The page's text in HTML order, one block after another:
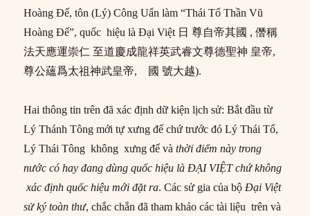
Hoàng Đế, tôn (Lý) Công Uẩn làm “Thái Tổ Thần Vũ
Hoàng Đế”, quốc hiệu là Đại Việt 日 尊自帝其國 , 僭稱
法天應運崇仁 至道慶成龍祥英武睿文尊德聖神 皇帝,
尊公蘊爲太祖神武皇帝, 國 號大越).
Hai thông tin trên đã xác định dữ kiện lịch sử: Bắt đầu từ
Lý Thánh Tông mới tự xưng đế chứ trước đó Lý Thái Tổ,
Lý Thái Tông không xưng đế vàthời điểm này trong
nước có hay đang dùng quốc hiệu là ĐẠI VIỆT chứ không
xác định quốc hiệu mới đặt ra. Các sử gia của bộĐại Việt
sử ký toàn thư, chắc chắn đã tham khảo các tài liệu trên và